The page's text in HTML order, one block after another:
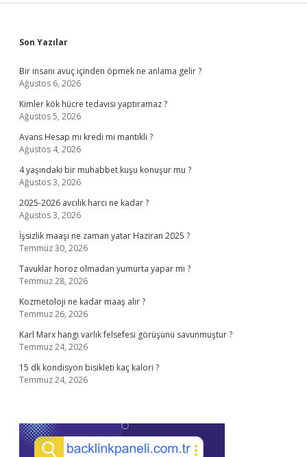
Sidebar
Son Yazılar
Bir insanı avuç içinden öpmek ne anlama gelir ?
Ağustos 6, 2026
Kimler kök hücre tedavisi yaptıramaz ?
Ağustos 5, 2026
Avans Hesap mı kredi mi mantıklı ?
Ağustos 4, 2026
4 yaşındaki bir muhabbet kuşu konuşur mu ?
Ağustos 3, 2026
2025-2026 avcılık harcı ne kadar ?
Ağustos 3, 2026
İşsizlik maaşı ne zaman yatar Haziran 2025 ?
Temmuz 30, 2026
Tavuklar horoz olmadan yumurta yapar mı ?
Temmuz 28, 2026
Kozmetoloji ne kadar maaş alır ?
Temmuz 26, 2026
Karl Marx hangi varlık felsefesi görüşünü savunmuştur ?
Temmuz 24, 2026
15 dk kondisyon bisikleti kaç kalori ?
Temmuz 24, 2026